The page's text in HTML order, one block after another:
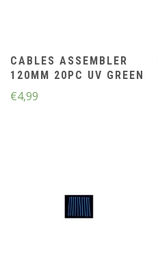
CABLES ASSEMBLER
120MM 20PC UV GREEN
€4,99